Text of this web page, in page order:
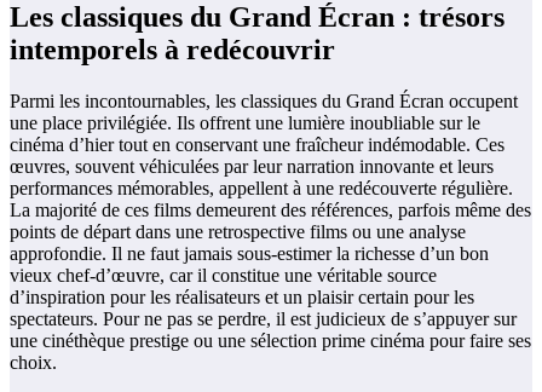
Les classiques du Grand Écran : trésors
intemporels à redécouvrir
Parmi les incontournables, les classiques du Grand Écran occupent
une place privilégiée. Ils offrent une lumière inoubliable sur le
cinéma d’hier tout en conservant une fraîcheur indémodable. Ces
œuvres, souvent véhiculées par leur narration innovante et leurs
performances mémorables, appellent à une redécouverte régulière.
La majorité de ces films demeurent des références, parfois même des
points de départ dans une retrospective films ou une analyse
approfondie. Il ne faut jamais sous-estimer la richesse d’un bon
vieux chef-d’œuvre, car il constitue une véritable source
d’inspiration pour les réalisateurs et un plaisir certain pour les
spectateurs. Pour ne pas se perdre, il est judicieux de s’appuyer sur
une cinéthèque prestige ou une sélection prime cinéma pour faire ses
choix.